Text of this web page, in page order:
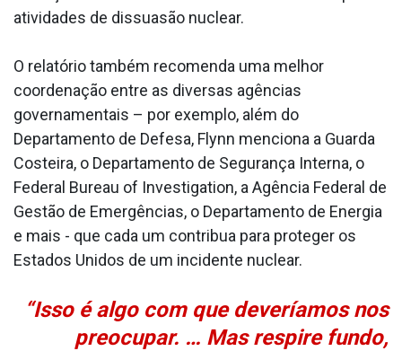
atividades de dissuasão nuclear.
O relatório também recomenda uma melhor
coordenação entre as diversas agências
governamentais – por exemplo, além do
Departamento de Defesa, Flynn menciona a Guarda
Costeira, o Departamento de Segurança Interna, o
Federal Bureau of Investigation, a Agência Federal de
Gestão de Emergências, o Departamento de Energia
e mais - que cada um contribua para proteger os
Estados Unidos de um incidente nuclear.
“Isso é algo com que deveríamos nos
preocupar. … Mas respire fundo,